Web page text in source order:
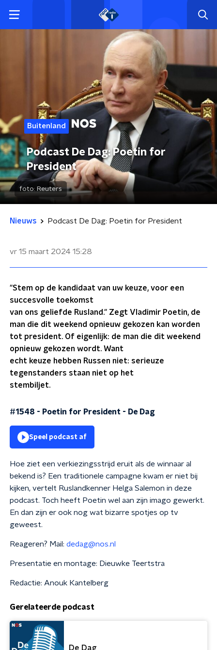
Buitenland
Podcast De Dag: Poetin for
President
foto: Reuters
Nieuws Podcast De Dag: Poetin for President
vr 15 maart 2024 15:28
"Stem op de kandidaat van uw keuze, voor een
succesvolle toekomst
van ons geliefde Rusland." Zegt Vladimir Poetin, de
man die dit weekend opnieuw gekozen kan worden
tot president. Of eigenlijk: de man die dit weekend
opnieuw gekozen wordt. Want
echt keuze hebben Russen niet: serieuze
tegenstanders staan niet op het
stembiljet.
#1548 - Poetin for President - De Dag
Speel podcast af
Hoe ziet een verkiezingsstrijd eruit als de winnaar al
bekend is? Een traditionele campagne kwam er niet bij
kijken, vertelt Ruslandkenner Helga Salemon in deze
podcast. Toch heeft Poetin wel aan zijn imago gewerkt.
En dan zijn er ook nog wat bizarre spotjes op tv
geweest.
Reageren? Mail: dedag@nos.nl
Presentatie en montage: Dieuwke Teertstra
Redactie: Anouk Kantelberg
Gerelateerde podcast
De Dag